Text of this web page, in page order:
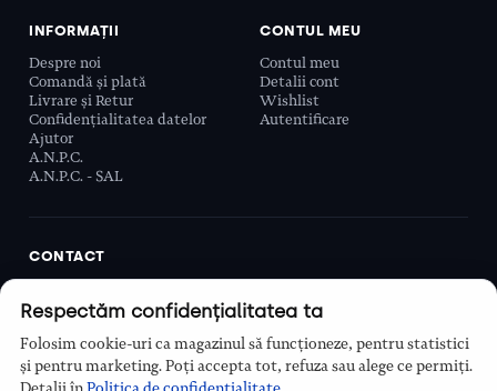
INFORMAȚII
Despre noi
Comandă și plată
Livrare și Retur
Confidențialitatea datelor
Ajutor
A.N.P.C.
A.N.P.C. - SAL
CONTUL MEU
Contul meu
Detalii cont
Wishlist
Autentificare
CONTACT
Sector 6, București, România
Program
Luni–Vineri, 9:00 – 16:00
Respectăm confidențialitatea ta
Folosim cookie-uri ca magazinul să funcționeze, pentru statistici
și pentru marketing. Poți accepta tot, refuza sau alege ce permiți.